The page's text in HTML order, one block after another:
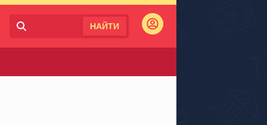
НАЙТИ Войти